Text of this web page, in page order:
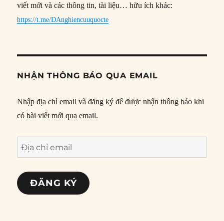
viết mới và các thông tin, tài liệu… hữu ích khác:
https://t.me/DAnghiencuuquocte
NHẬN THÔNG BÁO QUA EMAIL
Nhập địa chỉ email và đăng ký để được nhận thông báo khi
có bài viết mới qua email.
Địa
chỉ
email
ĐĂNG KÝ